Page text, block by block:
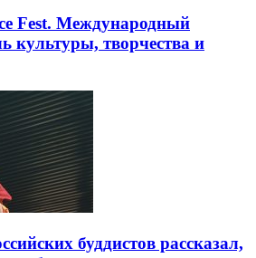
Fest. Международный
культуры, творчества и
буддистов рассказал,